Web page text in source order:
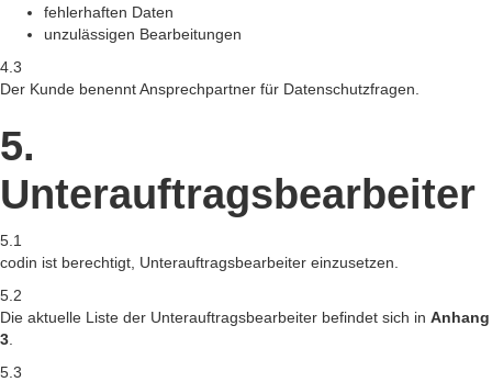
fehlerhaften Daten
unzulässigen Bearbeitungen
4.3
Der Kunde benennt Ansprechpartner für Datenschutzfragen.
5.
Unterauftragsbearbeiter
5.1
codin ist berechtigt, Unterauftragsbearbeiter einzusetzen.
5.2
Die aktuelle Liste der Unterauftragsbearbeiter befindet sich in Anhang
3
5.3